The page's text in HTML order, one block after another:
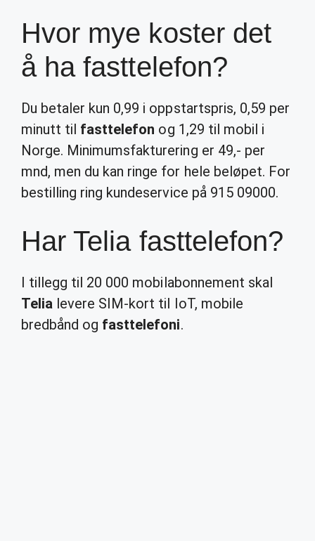
Hvor mye koster det
å ha fasttelefon?
Du betaler kun 0,99 i oppstartspris, 0,59 per
minutt til fasttelefon og 1,29 til mobil i
Norge. Minimumsfakturering er 49,- per
mnd, men du kan ringe for hele beløpet. For
bestilling ring kundeservice på 915 09000.
Har Telia fasttelefon?
I tillegg til 20 000 mobilabonnement skal
Telia levere SIM-kort til IoT, mobile
bredbånd og fasttelefoni.